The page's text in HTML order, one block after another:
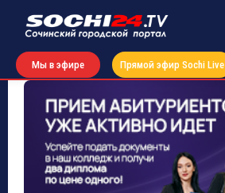
Мы в эфире Прямой эфир Sochi Live